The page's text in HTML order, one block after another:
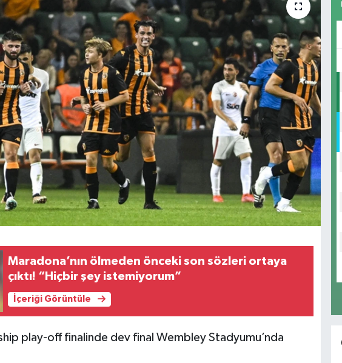
Maradona’nın ölmeden önceki son sözleri ortaya
çıktı! “Hiçbir şey istemiyorum”
İçeriği Görüntüle
play-off finalinde dev final Wembley Stadyumu’nda